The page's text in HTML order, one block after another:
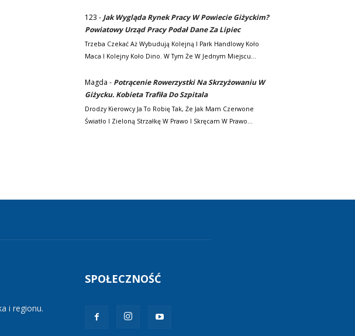
123 - Jak Wygląda Rynek Pracy W Powiecie Giżyckim?
Powiatowy Urząd Pracy Podał Dane Za Lipiec
Trzeba Czekać Aż Wybudują Kolejną I Park Handlowy Koło
Maca I Kolejny Koło Dino. W Tym Że W Jednym Miejscu…
Magda - Potrącenie Rowerzystki Na Skrzyżowaniu W
Giżycku. Kobieta Trafiła Do Szpitala
Drodzy Kierowcy Ja To Robię Tak, Że Jak Mam Czerwone
Światło I Zieloną Strzałkę W Prawo I Skręcam W Prawo…
i regionu.
SPOŁECZNOŚĆ